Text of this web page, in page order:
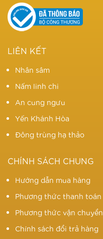
LIÊN KẾT
Nhân sâm
Nấm linh chi
An cung ngưu
Yến Khánh Hòa
Đông trùng hạ thảo
CHÍNH SÁCH CHUNG
Hướng dẫn mua hàng
Phương thức thanh toán
Phương thức vận chuyển
Chính sách đổi trả hàng